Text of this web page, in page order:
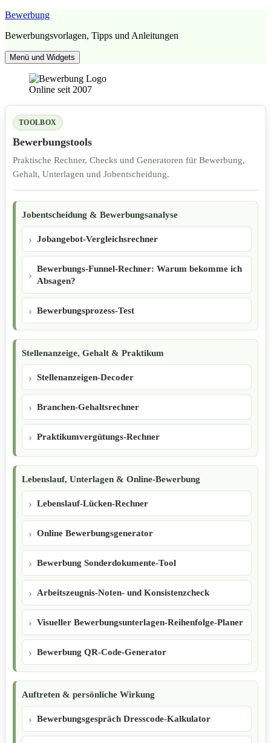
Zum
springen
Bewerbung
Bewerbungsvorlagen, Tipps und Anleitungen
Menü und Widgets
Online seit 2007
TOOLBOX
Bewerbungstools
Praktische Rechner, Checks und Generatoren für Bewerbung,
Gehalt, Unterlagen und Jobentscheidung.
Jobentscheidung & Bewerbungsanalyse
Jobangebot-Vergleichsrechner
Bewerbungs-Funnel-Rechner: Warum bekomme ich
Absagen?
Bewerbungsprozess-Test
Stellenanzeige, Gehalt & Praktikum
Stellenanzeigen-Decoder
Branchen-Gehaltsrechner
Praktikumvergütungs-Rechner
Lebenslauf, Unterlagen & Online-Bewerbung
Lebenslauf-Lücken-Rechner
Online Bewerbungsgenerator
Bewerbung Sonderdokumente-Tool
Arbeitszeugnis-Noten- und Konsistenzcheck
Visueller Bewerbungsunterlagen-Reihenfolge-Planer
Bewerbung QR-Code-Generator
Auftreten & persönliche Wirkung
Bewerbungsgespräch Dresscode-Kalkulator